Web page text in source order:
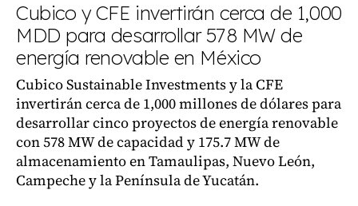
Cubico y CFE invertirán cerca de 1,000
MDD para desarrollar 578 MW de
energía renovable en México
Cubico Sustainable Investments y la CFE
invertirán cerca de 1,000 millones de dólares para
desarrollar cinco proyectos de energía renovable
con 578 MW de capacidad y 175.7 MW de
almacenamiento en Tamaulipas, Nuevo León,
Campeche y la Península de Yucatán.